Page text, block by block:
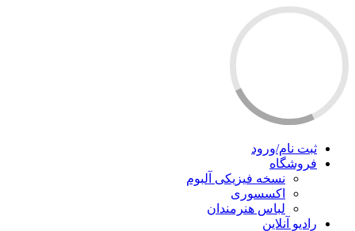
ثبت نام/ورود
فروشگاه
نسخه فیزیکی آلبوم
اکسسوری
لباس هنرمندان
رادیو آنلاین